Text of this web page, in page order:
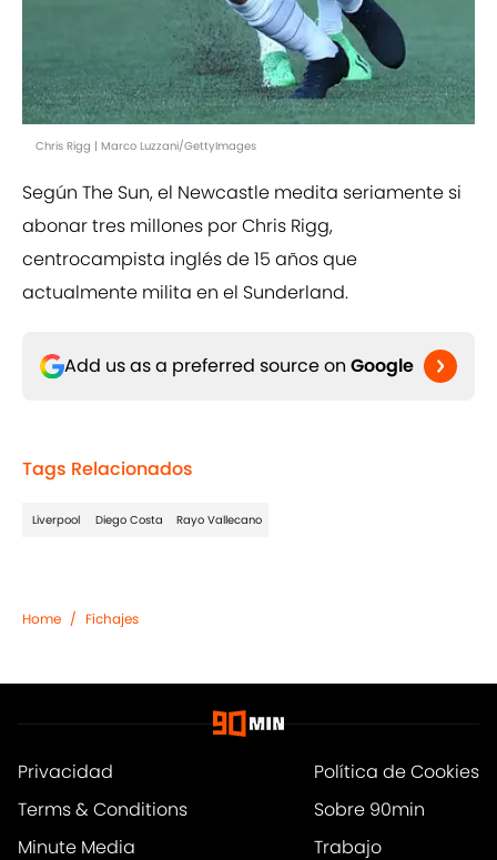
Chris Rigg | Marco Luzzani/GettyImages
Según The Sun, el Newcastle medita seriamente si
abonar tres millones por Chris Rigg,
centrocampista inglés de 15 años que
actualmente milita en el Sunderland.
Add us as a preferred source on Google
Tags Relacionados
Liverpool Diego Costa Rayo Vallecano
Home / Fichajes
Privacidad
Política de Cookies
Terms & Conditions
Sobre 90min
Minute Media
Trabajo